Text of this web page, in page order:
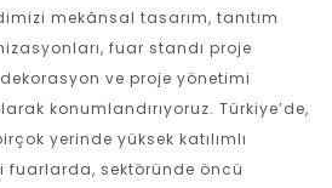
mekânsal tasarım, tanıtım
fuar standı proje
ve proje yönetimi
konumlandırıyoruz. Türkiye’de,
yerinde yüksek katılımlı
fuarlarda, sektöründe öncü